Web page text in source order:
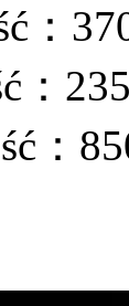
：
：
：